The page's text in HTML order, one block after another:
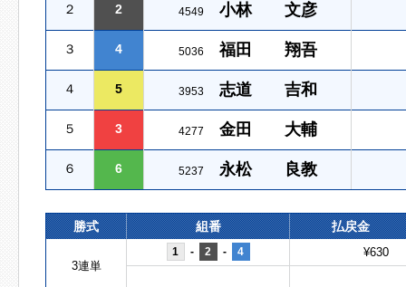
２ 2 4549 小林 文彦
３ 4 5036 福田 翔吾
４ 5 3953 志道 吉和
５ 3 4277 金田 大輔
６ 6 5237 永松 良教
勝式 組番 払戻金
3連単
1 - 2 - 4 ¥630